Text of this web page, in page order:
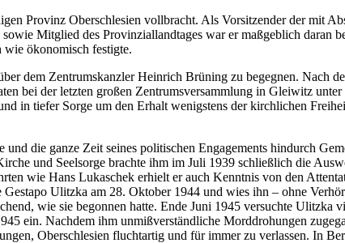
Provinz Oberschlesien vollbracht. Als Vorsitzender der mit
Mitglied des Provinziallandtages war er maßgeblich daran
ökonomisch festigte.
dem Zentrumskanzler Heinrich Brüning zu begegnen. Nach
bei der letzten großen Zentrumsversammlung in Gleiwitz
in tiefer Sorge um den Erhalt wenigstens der kirchlichen
die ganze Zeit seines politischen Engagements hindurch
und Seelsorge brachte ihm im Juli 1939 schließlich die
wie Hans Lukaschek erhielt er auch Kenntnis von den
Ulitzka am 28. Oktober 1944 und wies ihn – ohne
wie sie begonnen hatte. Ende Juni 1945 versuchte Ulitzka
ein. Nachdem ihm unmißverständliche Morddrohungen
Oberschlesien fluchtartig und für immer zu verlassen. In